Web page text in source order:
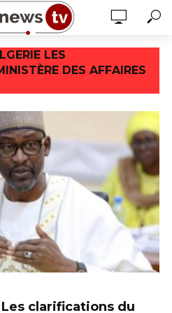
LES
DES AFFAIRES
clarifications du